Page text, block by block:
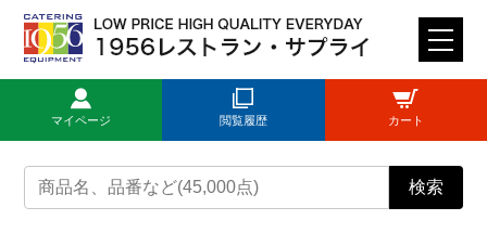
M
E
U
検索
マイページ 閲覧履歴 カート
トップページ